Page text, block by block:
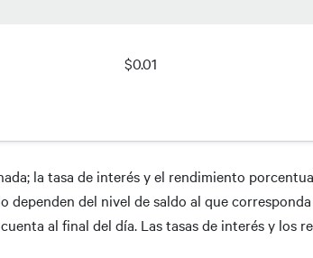
$0.01
la tasa de interés y el rendimiento
dependen del nivel de saldo al que
al final del día. Las tasas de interés y